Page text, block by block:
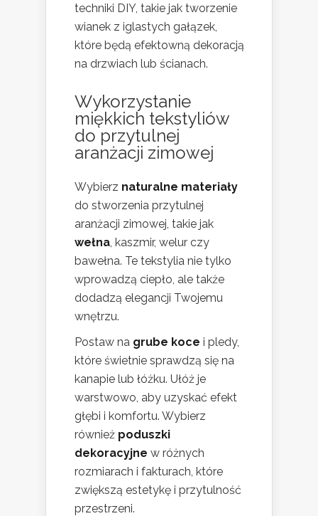
techniki DIY, takie jak tworzenie
wianek z iglastych gałązek,
które będą efektowną dekoracją
na drzwiach lub ścianach.
Wykorzystanie
miękkich tekstyliów
do przytulnej
aranżacji zimowej
Wybierz naturalne materiały
do stworzenia przytulnej
aranżacji zimowej, takie jak
wełna, kaszmir, welur czy
bawełna. Te tekstylia nie tylko
wprowadzą ciepło, ale także
dodadzą elegancji Twojemu
wnętrzu.
Postaw na grube koce i pledy,
które świetnie sprawdzą się na
kanapie lub łóżku. Ułóż je
warstwowo, aby uzyskać efekt
głębi i komfortu. Wybierz
również poduszki
dekoracyjne w różnych
rozmiarach i fakturach, które
zwiększą estetykę i przytulność
przestrzeni.